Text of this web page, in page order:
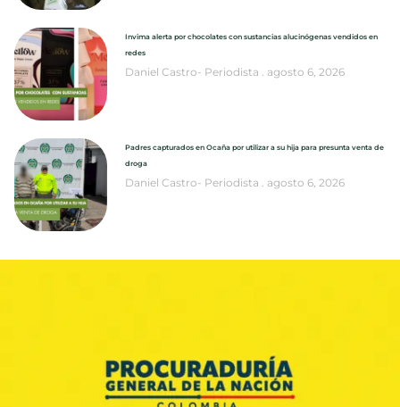
Invima alerta por chocolates con sustancias alucinógenas vendidos en
redes
Daniel Castro- Periodista agosto 6, 2026
Padres capturados en Ocaña por utilizar a su hija para presunta venta de
droga
Daniel Castro- Periodista agosto 6, 2026